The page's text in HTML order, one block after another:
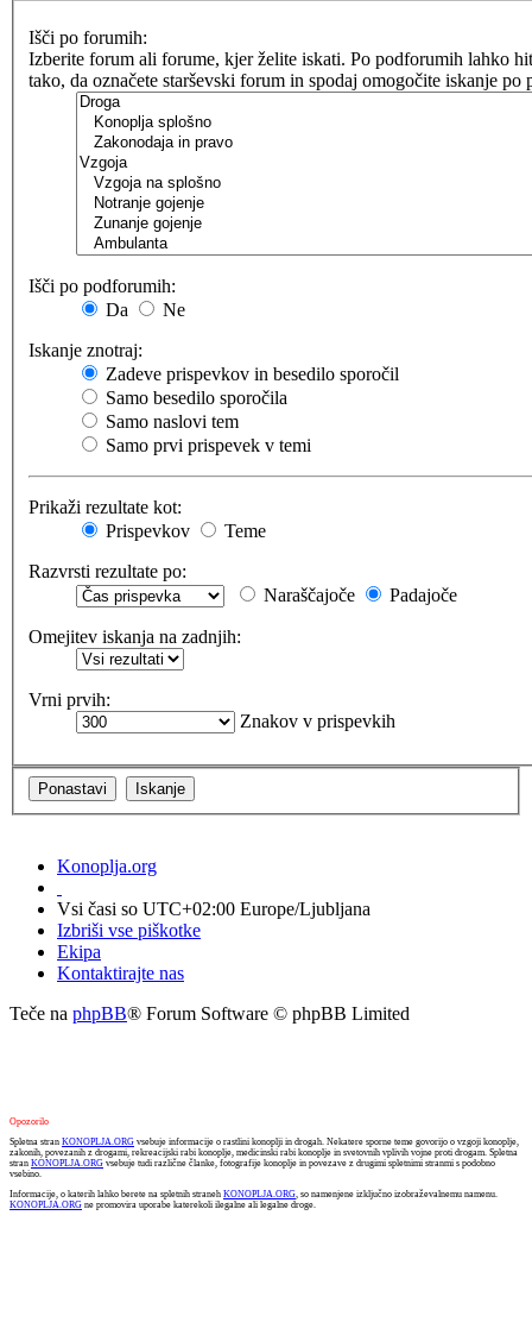
Išči po forumih:
Izberite forum ali forume, kjer želite iskati. Po podforumih lahko
tako, da označete starševski forum in spodaj omogočite iskanje po
Išči po podforumih:
Da
Ne
Iskanje znotraj:
Zadeve prispevkov in besedilo sporočil
Samo besedilo sporočila
Samo naslovi tem
Samo prvi prispevek v temi
Prikaži rezultate kot:
Prispevkov
Teme
Razvrsti rezultate po:
Naraščajoče
Padajoče
Omejitev iskanja na zadnjih:
Vrni prvih:
Znakov v prispevkih
Konoplja.org
Vsi časi so UTC+02:00 Europe/Ljubljana
Izbriši vse piškotke
Ekipa
Kontaktirajte nas
Teče na phpBB® Forum Software © phpBB Limited
Opozorilo
Spletna stran KONOPLJA.ORG vsebuje informacije o rastlini konoplji in drogah. Nekatere sporne teme govorijo o vzgoji konoplje,
zakonih, povezanih z drogami, rekreacijski rabi konoplje, medicinski rabi konoplje in svetovnih vplivih vojne proti drogam. Spletna
stran KONOPLJA.ORG vsebuje tudi različne članke, fotografije konoplje in povezave z drugimi spletnimi stranmi s podobno
vsebino.
Informacije, o katerih lahko berete na spletnih straneh KONOPLJA.ORG, so namenjene izključno izobraževalnemu namenu.
KONOPLJA.ORG ne promovira uporabe katerekoli ilegalne ali legalne droge.